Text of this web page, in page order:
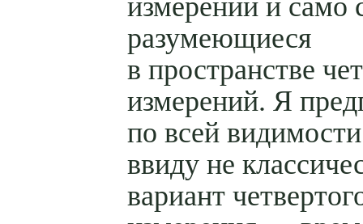
измерений и само
разумеющиеся
в пространстве
измерений. Я
по всей
ввиду не
вариант